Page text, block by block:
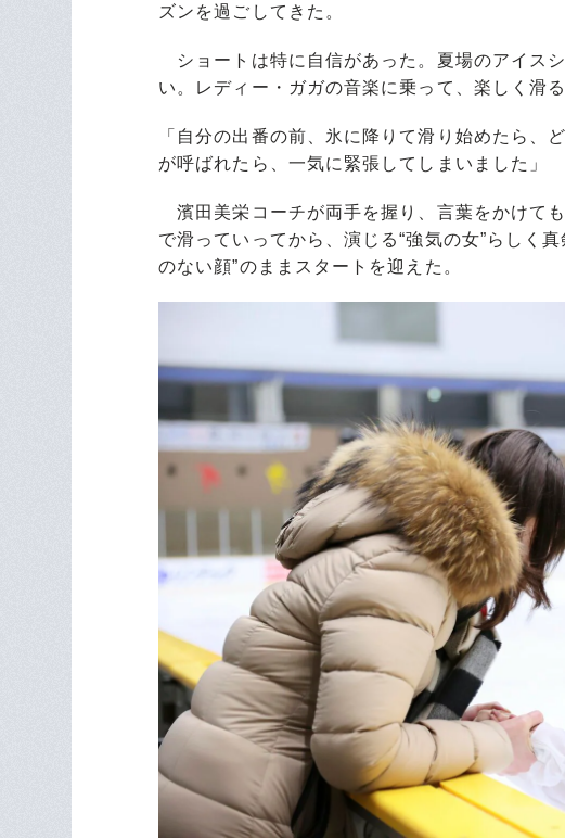
ズンを過ごしてきた。
ショートは特に自信があった。夏場のアイス
い。レディー・ガガの音楽に乗って、楽しく滑
「自分の出番の前、氷に降りて滑り始めたら、
が呼ばれたら、一気に緊張してしまいました」
濱田美栄コーチが両手を握り、言葉をかけて
で滑っていってから、演じる“強気の女”らしく
のない顔”のままスタートを迎えた。